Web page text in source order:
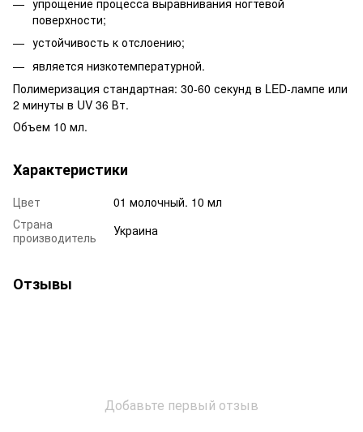
поверхности;
устойчивость к отслоению;
является низкотемпературной.
Полимеризация стандартная: 30-60 секунд в LED-лампе или
2 минуты в UV 36 Вт.
Объем 10 мл.
Характеристики
Цвет
01 молочный. 10 мл
Страна
производитель
Украина
Отзывы
Добавьте первый отзыв